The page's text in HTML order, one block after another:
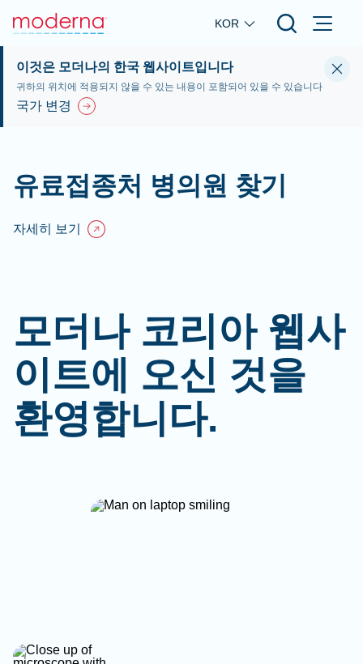
Skip to main content
KOR
이것은 모더나의 한국 웹사이트입니다
귀하의 위치에 적용되지 않을 수 있는 내용이 포함되어 있을 수 있습니다
국가 변경
유료접종처 병의원 찾기
자세히 보기
모더나 코리아 웹사
이트에 오신 것을
환영합니다.